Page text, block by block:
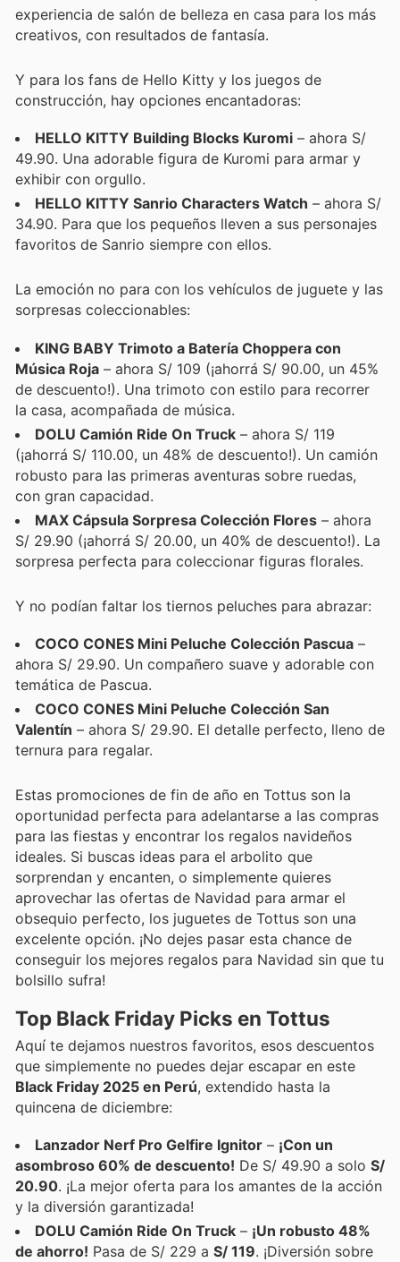
experiencia de salón de belleza en casa para los más
creativos, con resultados de fantasía.
Y para los fans de Hello Kitty y los juegos de
construcción, hay opciones encantadoras:
HELLO KITTY Building Blocks Kuromi – ahora S/
49.90. Una adorable figura de Kuromi para armar y
exhibir con orgullo.
HELLO KITTY Sanrio Characters Watch – ahora S/
34.90. Para que los pequeños lleven a sus personajes
favoritos de Sanrio siempre con ellos.
La emoción no para con los vehículos de juguete y las
sorpresas coleccionables:
KING BABY Trimoto a Batería Choppera con
Música Roja – ahora S/ 109 (¡ahorrá S/ 90.00, un 45%
de descuento!). Una trimoto con estilo para recorrer
la casa, acompañada de música.
DOLU Camión Ride On Truck – ahora S/ 119
(¡ahorrá S/ 110.00, un 48% de descuento!). Un camión
robusto para las primeras aventuras sobre ruedas,
con gran capacidad.
MAX Cápsula Sorpresa Colección Flores – ahora
S/ 29.90 (¡ahorrá S/ 20.00, un 40% de descuento!). La
sorpresa perfecta para coleccionar figuras florales.
Y no podían faltar los tiernos peluches para abrazar:
COCO CONES Mini Peluche Colección Pascua –
ahora S/ 29.90. Un compañero suave y adorable con
temática de Pascua.
COCO CONES Mini Peluche Colección San
Valentín – ahora S/ 29.90. El detalle perfecto, lleno de
ternura para regalar.
Estas promociones de fin de año en Tottus son la
oportunidad perfecta para adelantarse a las compras
para las fiestas y encontrar los regalos navideños
ideales. Si buscas ideas para el arbolito que
sorprendan y encanten, o simplemente quieres
aprovechar las ofertas de Navidad para armar el
obsequio perfecto, los juguetes de Tottus son una
excelente opción. ¡No dejes pasar esta chance de
conseguir los mejores regalos para Navidad sin que tu
bolsillo sufra!
Top Black Friday Picks en Tottus
Aquí te dejamos nuestros favoritos, esos descuentos
que simplemente no puedes dejar escapar en este
Black Friday 2025 en Perú, extendido hasta la
quincena de diciembre:
Lanzador Nerf Pro Gelfire Ignitor – ¡Con un
asombroso 60% de descuento! De S/ 49.90 a solo S/
20.90. ¡La mejor oferta para los amantes de la acción
y la diversión garantizada!
DOLU Camión Ride On Truck – ¡Un robusto 48%
de ahorro! Pasa de S/ 229 a S/ 119. ¡Diversión sobre